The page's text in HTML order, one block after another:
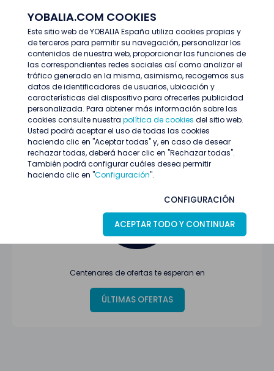
YOBALIA.COM COOKIES
Este sitio web de YOBALIA España utiliza cookies propias y
de terceros para permitir su navegación, personalizar los
contenidos de nuestra web, proporcionar las funciones de
las correspondientes redes sociales así como analizar el
tráfico generado en la misma, asimismo, recogemos sus
datos de identificadores de usuarios, ubicación y
características del dispositivo para ofrecerles publicidad
personalizada. Para obtener más información sobre las
cookies consulte nuestra política de cookies del sitio web.
Usted podrá aceptar el uso de todas las cookies
haciendo clic en "Aceptar todas" y, en caso de desear
rechazar todas, deberá hacer clic en "Rechazar todas".
También podrá configurar cuáles desea permitir
haciendo clic en "Configuración".
CONFIGURACIÓN
ACEPTAR TODO Y CONTINUAR
Últimas ofertas
Oferta no encontrada o ha finalizado su
proceso de selección
Centenares de ofertas te esperan en
ÚLTIMAS OFERTAS